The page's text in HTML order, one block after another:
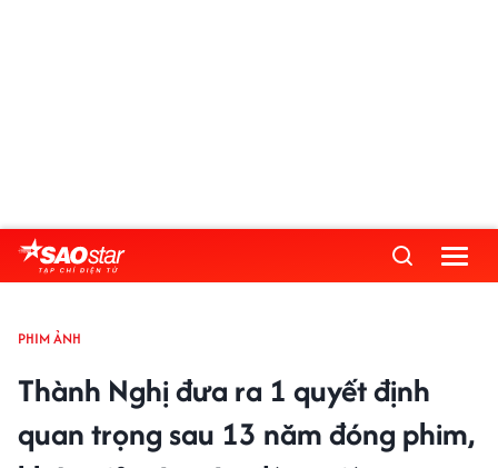
PHIM ẢNH
Thành Nghị đưa ra 1 quyết định
quan trọng sau 13 năm đóng phim,